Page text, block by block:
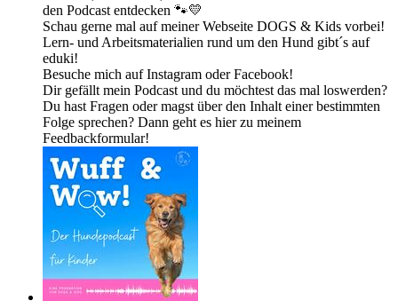
den Podcast entdecken 🐾💛
Schau gerne mal auf meiner Webseite DOGS & Kids vorbei!
Lern- und Arbeitsmaterialien rund um den Hund gibt´s auf
eduki!
Besuche mich auf Instagram oder Facebook!
Dir gefällt mein Podcast und du möchtest das mal loswerden?
Du hast Fragen oder magst über den Inhalt einer bestimmten
Folge sprechen? Dann geht es hier zu meinem
Feedbackformular!